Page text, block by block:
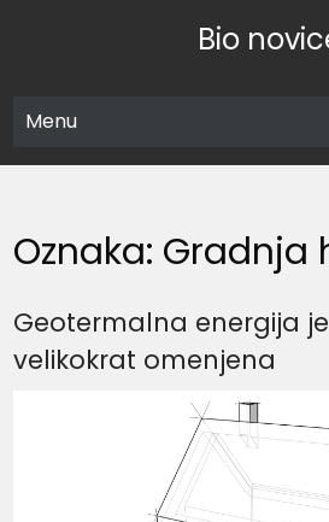
Bio
Menu
Oznaka: Gradnja
Geotermalna energija
velikokrat omenjena